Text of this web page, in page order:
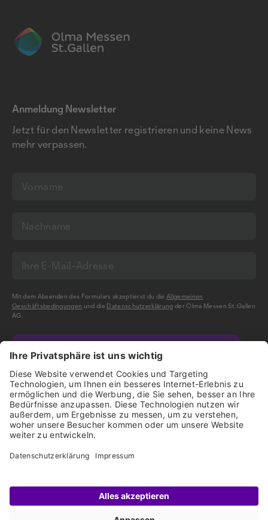
Anmeldung Newsletter
Jetzt für den Newsletter registrieren und keine News
mehr verpassen.
Mit dem Absenden des Formulars akzeptierst du dieAllgemeinen
Geschäftsbedingungen und die Datenschutzerklärung der Olma Messen St.Gallen
AG.
Impressum Disclaimer Datenschutz